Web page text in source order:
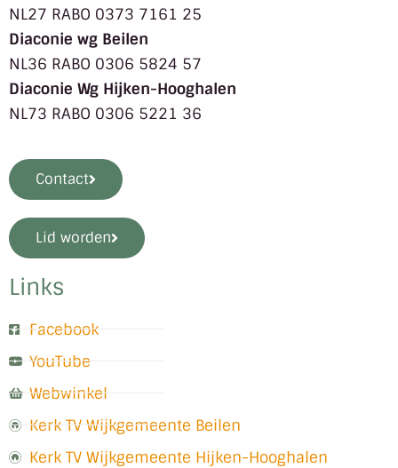
NL27 RABO 0373 7161 25
Diaconie wg Beilen
NL36 RABO 0306 5824 57
Diaconie Wg Hijken-Hooghalen
NL73 RABO 0306 5221 36
Contact
Lid worden
Links
Facebook
YouTube
Webwinkel
Kerk TV Wijkgemeente Beilen
Kerk TV Wijkgemeente Hijken-Hooghalen